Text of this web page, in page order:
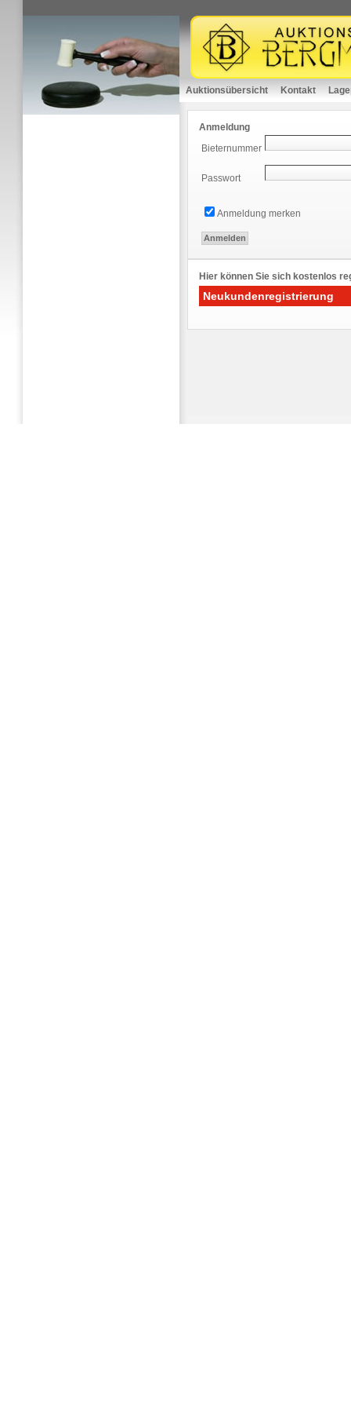
Auktionsübersicht Kontakt
Anmeldung
Bieternummer
Passwort
Anmeldung merken
Hier können Sie sich kostenlos
Neukundenregistrierung